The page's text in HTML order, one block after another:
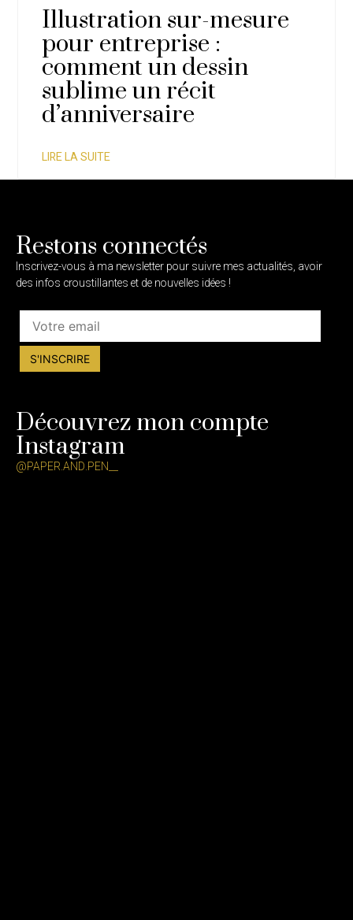
Illustration sur-mesure
pour entreprise :
comment un dessin
sublime un récit
d’anniversaire
LIRE LA SUITE
Restons connectés
Inscrivez-vous à ma newsletter pour suivre mes actualités, avoir
des infos croustillantes et de nouvelles idées !
Découvrez mon compte
Instagram
@PAPER.AND.PEN__